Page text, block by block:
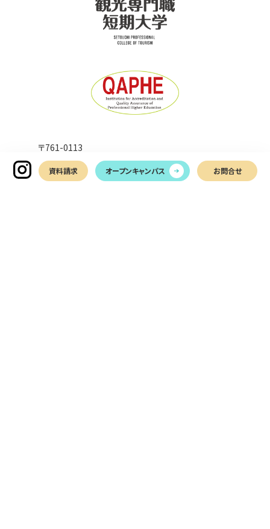
資料請求 オープンキャンパス お問合せ
〒761-0113
香川県高松市屋島西町2366-1
TEL
087-899-7011